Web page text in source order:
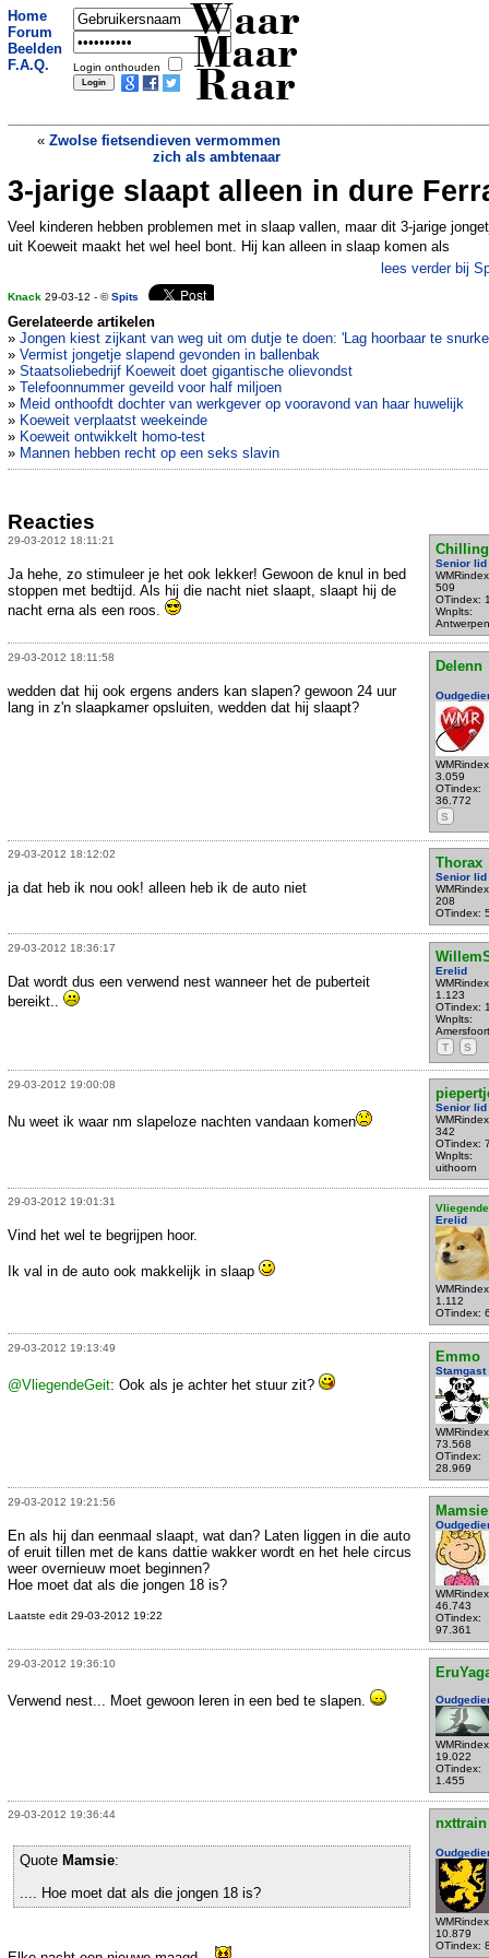
Home
Forum
Beelden
F.A.Q.
Login onthouden
Waar
Maar
Raar
« Zwolse fietsendieven vermommen
zich als ambtenaar
Nieuw: de onzichtbaarheidsmantel voor
hitte »
3-jarige slaapt alleen in dure
Veel kinderen hebben problemen met in slaap vallen, maar dit 3-jarige
uit Koeweit maakt het wel heel bont. Hij kan alleen in slaap komen als
lees verder bij
Knack 29-03-12 - ©Spits
Gerelateerde artikelen
» Jongen kiest zijkant van weg uit om dutje te doen: 'Lag hoorbaar te
» Vermist jongetje slapend gevonden in ballenbak
» Staatsoliebedrijf Koeweit doet gigantische olievondst
» Telefoonnummer geveild voor half miljoen
» Meid onthoofdt dochter van werkgever op vooravond van haar huwelijk
» Koeweit verplaatst weekeinde
» Koeweit ontwikkelt homo-test
» Mannen hebben recht op een seks slavin
Reacties
29-03-2012 18:11:21
Senior lid
509
OTindex:
Wnplts:
Antwerpen
Ja hehe, zo stimuleer je het ook lekker! Gewoon de knul in bed
stoppen met bedtijd. Als hij die nacht niet slaapt, slaapt hij de
nacht erna als een roos.
29-03-2012 18:11:58
Delenn
3.059
OTindex:
36.772
S
wedden dat hij ook ergens anders kan slapen? gewoon 24 uur
lang in z'n slaapkamer opsluiten, wedden dat hij slaapt?
29-03-2012 18:12:02
Thorax
Senior lid
208
OTindex:
ja dat heb ik nou ook! alleen heb ik de auto niet
29-03-2012 18:36:17
Erelid
1.123
OTindex:
Wnplts:
Amersfoort
T
S
Dat wordt dus een verwend nest wanneer het de puberteit
bereikt..
29-03-2012 19:00:08
Senior lid
342
OTindex:
Wnplts:
uithoorn
Nu weet ik waar nm slapeloze nachten vandaan komen
29-03-2012 19:01:31
Erelid
1.112
OTindex:
Vind het wel te begrijpen hoor.
Ik val in de auto ook makkelijk in slaap
29-03-2012 19:13:49
Emmo
Stamgast
73.568
OTindex:
28.969
@VliegendeGeit: Ook als je achter het stuur zit?
29-03-2012 19:21:56
Mamsie
46.743
OTindex:
97.361
En als hij dan eenmaal slaapt, wat dan? Laten liggen in die auto
of eruit tillen met de kans dattie wakker wordt en het hele circus
weer overnieuw moet beginnen?
Hoe moet dat als die jongen 18 is?
Laatste edit 29-03-2012 19:22
29-03-2012 19:36:10
19.022
OTindex:
1.455
Verwend nest... Moet gewoon leren in een bed te slapen.
29-03-2012 19:36:44
nxttrain
10.879
OTindex:
Quote Mamsie:
.... Hoe moet dat als die jongen 18 is?